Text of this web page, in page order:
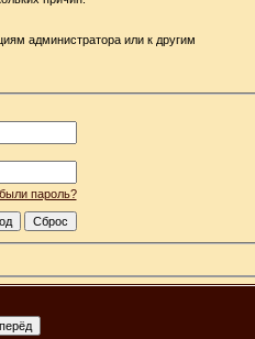
администратора или к другим
пароль?